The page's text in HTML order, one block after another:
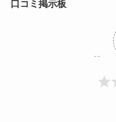
口コミ掲示板